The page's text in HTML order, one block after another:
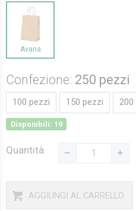
Avana
Confezione: 250 pezzi
100 pezzi 150 pezzi 200
Disponibili: 19
Quantità
AGGIUNGI AL CARRELLO